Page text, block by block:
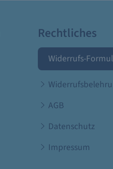
Rechtliches
Widerrufs-
AGB
Datenschutz
Impressum